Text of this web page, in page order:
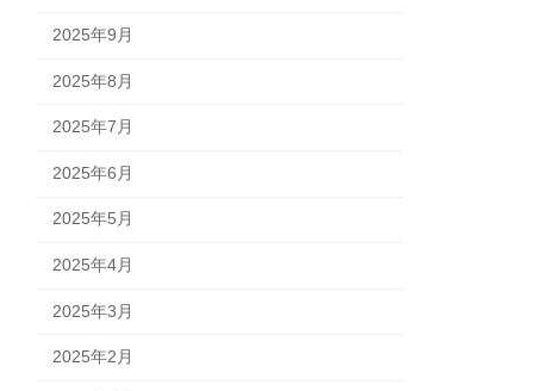
2025年9月
2025年8月
2025年7月
2025年6月
2025年5月
2025年4月
2025年3月
2025年2月